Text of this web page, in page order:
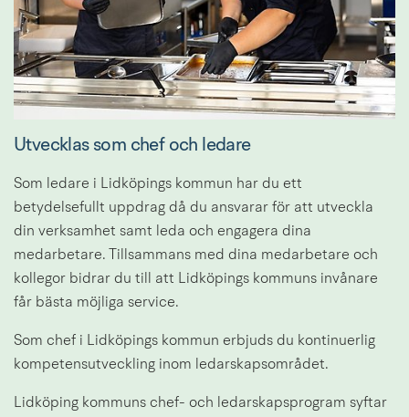
Utvecklas som chef och ledare
Som ledare i Lidköpings kommun har du ett
betydelsefullt uppdrag då du ansvarar för att utveckla
din verksamhet samt leda och engagera dina
medarbetare. Tillsammans med dina medarbetare och
kollegor bidrar du till att Lidköpings kommuns invånare
får bästa möjliga service.
Som chef i Lidköpings kommun erbjuds du kontinuerlig
kompetensutveckling inom ledarskapsområdet.
Lidköping kommuns chef- och ledarskapsprogram syftar